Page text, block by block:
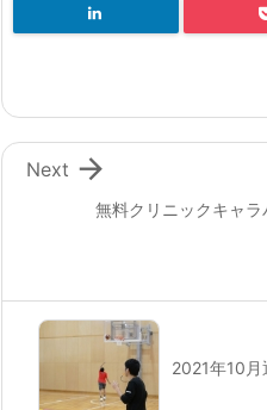
無料クリニックキャラ

Next
2021年10月